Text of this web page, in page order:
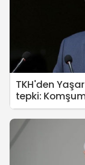
TKH'den
tepki:
masaya